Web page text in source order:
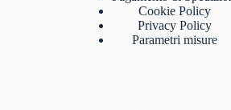
Cookie Policy
Privacy Policy
Parametri misure